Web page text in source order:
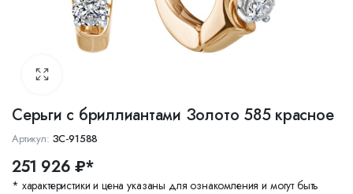
Серьги с бриллиантами Золото 585 красное
Артикул: ЗС-91588
251 926 ₽*
* характеристики и цена указаны для ознакомления и могут быть